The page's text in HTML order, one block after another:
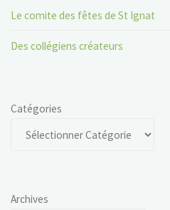
Le comite des fêtes de St Ignat
Des collégiens créateurs
Catégories
Archives